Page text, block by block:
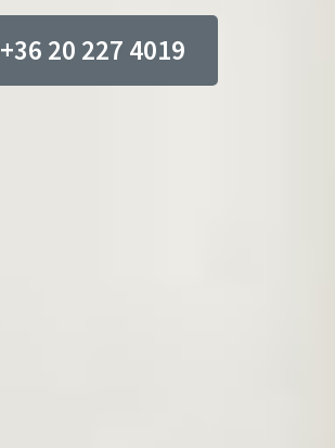
+36 20 227 4019